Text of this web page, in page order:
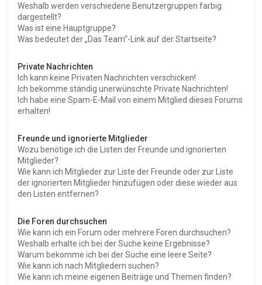
Weshalb werden verschiedene Benutzergruppen farbig
dargestellt?
Was ist eine Hauptgruppe?
Was bedeutet der „Das Team“-Link auf der Startseite?
Private Nachrichten
Ich kann keine Privaten Nachrichten verschicken!
Ich bekomme ständig unerwünschte Private Nachrichten!
Ich habe eine Spam-E-Mail von einem Mitglied dieses Forums
erhalten!
Freunde und ignorierte Mitglieder
Wozu benötige ich die Listen der Freunde und ignorierten
Mitglieder?
Wie kann ich Mitglieder zur Liste der Freunde oder zur Liste
der ignorierten Mitglieder hinzufügen oder diese wieder aus
den Listen entfernen?
Die Foren durchsuchen
Wie kann ich ein Forum oder mehrere Foren durchsuchen?
Weshalb erhalte ich bei der Suche keine Ergebnisse?
Warum bekomme ich bei der Suche eine leere Seite?
Wie kann ich nach Mitgliedern suchen?
Wie kann ich meine eigenen Beiträge und Themen finden?